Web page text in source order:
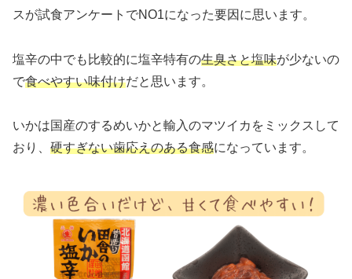
スが試食アンケートでNO1になった要因に思います。
塩辛の中でも比較的に塩辛特有の生臭さと塩味が少ないの
で食べやすい味付けだと思います。
いかは国産のするめいかと輸入のマツイカをミックスして
おり、 硬すぎない歯応えのある食感になっています。